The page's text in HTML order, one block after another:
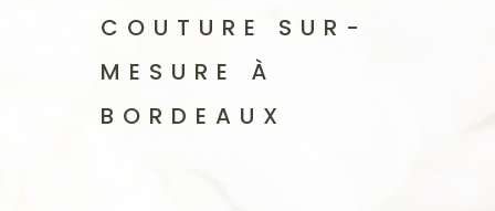
COUTURE SUR-
MESURE À
BORDEAUX